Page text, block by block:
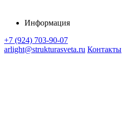
Информация
+7 (924) 703-90-07
arlight@strukturasveta.ru Контакты